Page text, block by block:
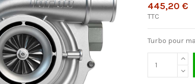
445,20 €
TTC
Turbo pour